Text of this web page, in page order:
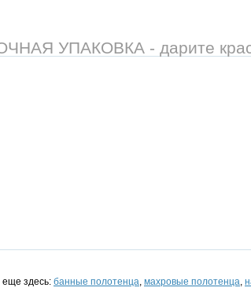
УПАКОВКА - дарите
здесь: банные полотенца, махровые полотенца,